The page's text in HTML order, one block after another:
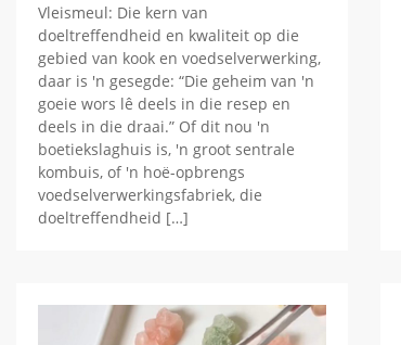
Vleismeul: Die kern van
doeltreffendheid en kwaliteit op die
gebied van kook en voedselverwerking,
daar is 'n gesegde: “Die geheim van 'n
goeie wors lê deels in die resep en
deels in die draai.” Of dit nou 'n
boetiekslaghuis is, 'n groot sentrale
kombuis, of 'n hoë-opbrengs
voedselverwerkingsfabriek, die
doeltreffendheid […]